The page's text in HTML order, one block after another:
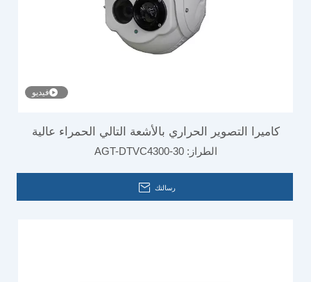
فيديو
كاميرا التصوير الحراري بالأشعة التالي الحمراء عالية
السرعة للمطارالطراز: AGT-DTVC4300-30
رسالتك